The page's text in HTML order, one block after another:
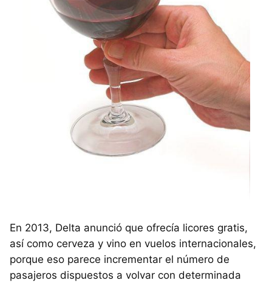
En 2013, Delta anunció que ofrecía licores gratis,
así como cerveza y vino en vuelos internacionales,
porque eso parece incrementar el número de
pasajeros dispuestos a volvar con determinada